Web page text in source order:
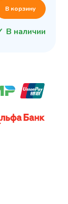
В корзину
В наличии